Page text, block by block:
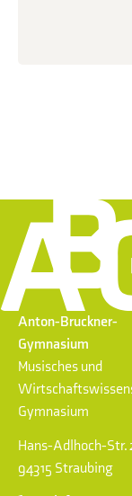
Anton-Bruckner-
Gymnasium
Musisches und
Gymnasium
Hans-Adlhoch-Str.
94315 Straubing